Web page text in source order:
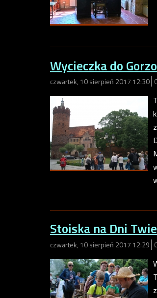
Wycieczka do
czwartek, 10 sierpień 2017 12:30
Stoiska na Dni
czwartek, 10 sierpień 2017 12:29